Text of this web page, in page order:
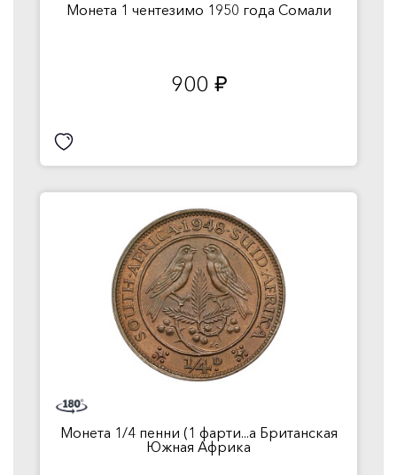
Монета 1 чентезимо 1950 года Сомали
900 руб.
Монета 1/4 пенни (1 фарти...а Британская
Южная Африка